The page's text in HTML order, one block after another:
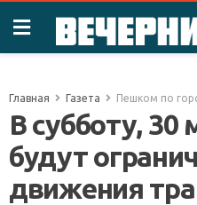
Главная Газета Пешком по
В субботу, 30
будут
движения